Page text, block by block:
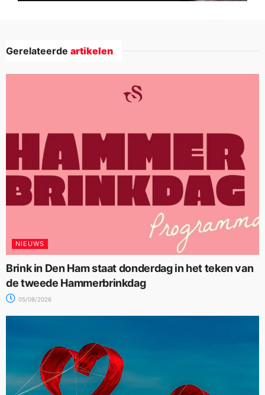
Gerelateerde artikelen
NIEUWS
Brink in Den Ham staat donderdag in het teken van
de tweede Hammerbrinkdag
05/08/2026